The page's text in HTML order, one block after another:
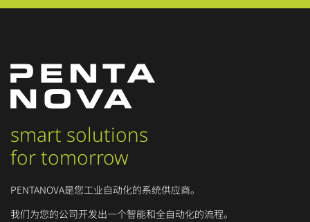
smart solutions
for tomorrow
PENTANOVA是您工业自动化的系统供应商。
我们为您的公司开发出一个智能和全自动化的流程。